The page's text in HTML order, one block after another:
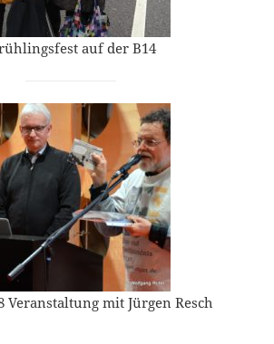
auf der B14
Veranstaltung mit Jürgen Resch